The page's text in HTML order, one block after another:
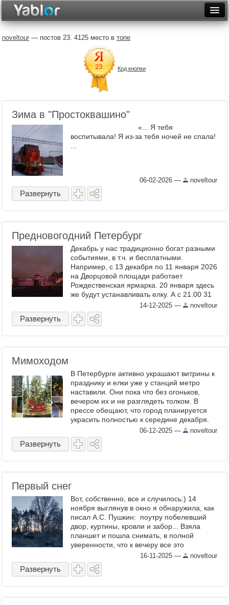
Неделя
Месяц
Рейтинги
Архив
Фототоп
noveltour — постов 23. 4125 место в топе
Код кнопки
Зима в "Простоквашино"
«... Я тебя
воспитывала! Я из-за тебя ночей не спала!
06-02-2026 — noveltour
Развернуть
Предновогодний Петербург
Декабрь у нас традиционно богат разными
событиями, в т.ч. и бесплатными.
Например, с 13 декабря по 11 января 2026
на Дворцовой площади работает
Рождественская ярмарка. 20 января здесь
же будут устанавливать елку. А с 21.00 31
декабря по 3.00 1 января 2026 всем
покажут световое шоу ...
14-12-2025 — noveltour
Развернуть
Мимоходом
В Петербурге активно украшают витрины к
празднику и елки уже у станций метро
наставили. Они пока что без огоньков,
вечером их и не разглядеть толком. В
прессе обещают, что город планируется
украсить полностью к середине декабря.
Где-то в этих датах развернут и
новогодние ярмарки на ...
06-12-2025 — noveltour
Развернуть
Первый снег
Вот, собственно, все и случилось:) 14
ноября выглянув в окно я обнаружила, как
писал А.С. Пушкин: поутру побелевший
двор, куртины, кровли и забор... Взяла
планшет и пошла снимать, в полной
уверенности, что к вечеру все это
великолепие растает. ...16-11-2025 — noveltour
Развернуть